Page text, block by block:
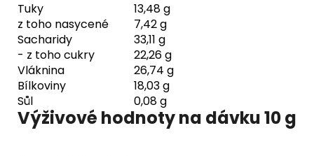
Tuky
13,48 g
z toho nasycené
7,42 g
Sacharidy
33,11 g
- z toho cukry
22,26 g
Vláknina
26,74 g
Bílkoviny
18,03 g
Sůl
0,08 g
Výživové hodnoty na dávku 10 g